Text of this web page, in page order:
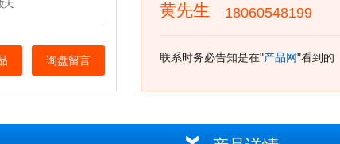
询盘留言
黄先生 18060548199
联系时务必告知是在"产品网"看到的